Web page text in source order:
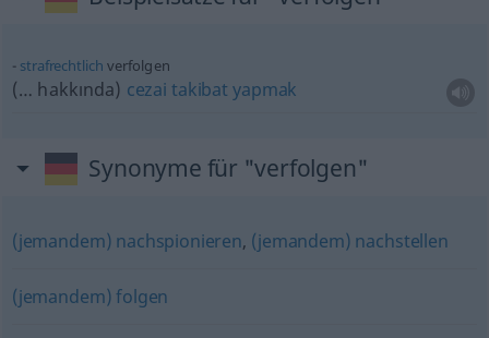
strafrechtlich verfolgen
(… hakkında) cezai takibat yapmak
Synonyme für "verfolgen"
(jemandem) nachspionieren, (jemandem) nachstellen
(jemandem) folgen